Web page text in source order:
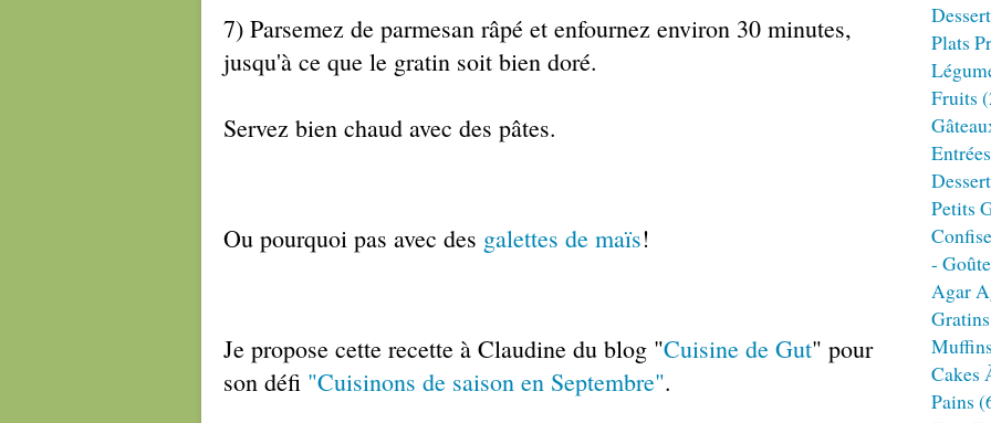
7) Parsemez de parmesan râpé et enfournez environ 30 minutes,
jusqu'à ce que le gratin soit bien doré.
Servez bien chaud avec des pâtes.
Ou pourquoi pas avec des galettes de maïs!
Je propose cette recette à Claudine du blog "Cuisine de Gut" pour
son défi "Cuisinons de saison en Septembre".
Plats
Fruits
Petits
-
Agar
Cakes
Pains